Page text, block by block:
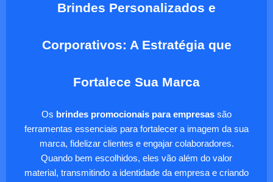
Brindes Personalizados e
Corporativos: A Estratégia que
Fortalece Sua Marca
Os brindes promocionais para empresas são
ferramentas essenciais para fortalecer a imagem da sua
marca, fidelizar clientes e engajar colaboradores.
Quando bem escolhidos, eles vão além do valor
material, transmitindo a identidade da empresa e criando